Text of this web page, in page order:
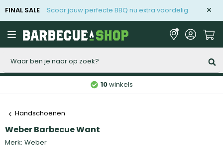
FINAL SALE Scoor jouw perfecte BBQ nu extra voordelig
10winkels
Handschoenen
Weber Barbecue Want
Merk: Weber